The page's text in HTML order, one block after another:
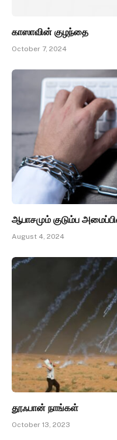
காஸாவின் குழந்தை
October 7, 2024
ஆபாசமும் குடும்ப
August 4, 2024
தூஃபான் நாங்கள்
October 13, 2023